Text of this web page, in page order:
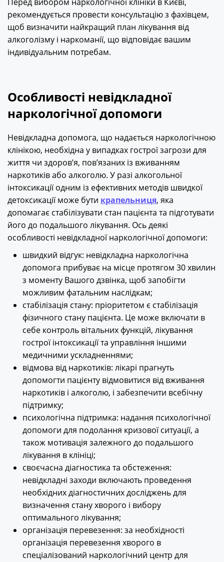
рекомендується провести консультацію з фахівцем,
щоб визначити найкращий план лікування від
алкоголізму і наркоманії, що відповідає вашим
індивідуальним потребам.
Особливості невідкладної
наркологічної допомоги
Невідкладна допомога, що надається наркологічною
клінікою, необхідна у випадках гострої загрози для
життя чи здоров’я, пов’язаних із вживанням
наркотиків або алкоголю. У разі алкогольної
інтоксикації одним із ефективних методів швидкої
детоксикації може бути крапельниця, яка
допомагає стабілізувати стан пацієнта та підготувати
його до подальшого лікування. Ось деякі
особливості невідкладної наркологічної допомоги:
швидкий відгук: невідкладна наркологічна
допомога прибуває на місце протягом 30 хвилин
з моменту Вашого дзвінка, щоб запобігти
можливим фатальним наслідкам;
стабілізація стану: пріоритетом є стабілізація
фізичного стану пацієнта. Це може включати в
себе контроль вітальних функцій, лікування
гострої інтоксикації та управління іншими
медичними ускладненнями;
відмова від наркотиків: лікарі прагнуть
допомогти пацієнту відмовитися від вживання
наркотиків і алкоголю, і забезпечити всебічну
підтримку;
психологічна підтримка: надання психологічної
допомоги для подолання кризової ситуації, а
також мотивація залежного до подальшого
лікування в клініці;
своєчасна діагностика та обстеження:
невідкладні заходи включають проведення
необхідних діагностичних досліджень для
визначення стану хворого і вибору
оптимального лікування;
організація перевезення: за необхідності
організація перевезення хворого в
спеціалізований наркологічний центр для